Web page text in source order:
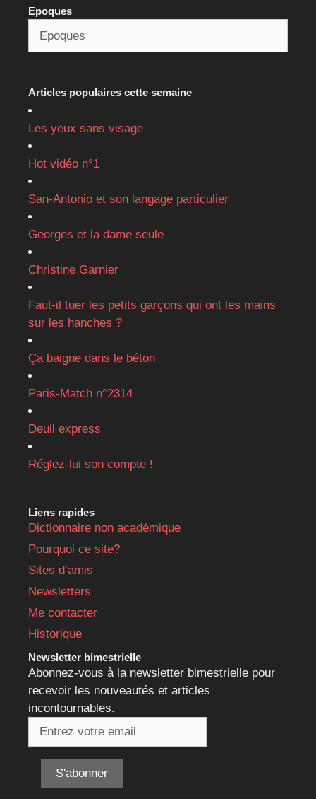
Epoques
Articles populaires cette semaine
Les yeux sans visage
Hot vidéo n°1
San-Antonio et son langage particulier
Georges et la dame seule
Christine Garnier
Faut-il tuer les petits garçons qui ont les mains
sur les hanches ?
Ça baigne dans le béton
Paris-Match n°2314
Deuil express
Réglez-lui son compte !
Liens rapides
Dictionnaire non académique
Pourquoi ce site?
Sites d’amis
Newsletters
Me contacter
Historique
Newsletter bimestrielle
Abonnez-vous à la newsletter bimestrielle pour
recevoir les nouveautés et articles
incontournables.